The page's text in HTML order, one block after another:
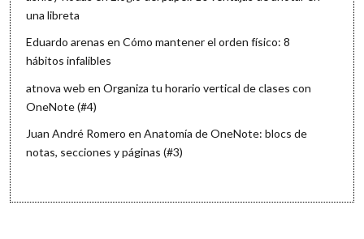
una libreta
Eduardo arenas enCómo mantener el orden físico: 8
hábitos infalibles
atnova web enOrganiza tu horario vertical de clases con
OneNote (#4)
Juan André Romero enAnatomía de OneNote: blocs de
notas, secciones y páginas (#3)